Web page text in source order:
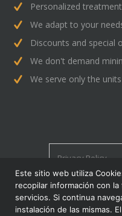
Personalized treatment
We adapt to your
Discounts and special
We don't demand
We serve only the
Privacy Policy
Use Conditions
Policy of Cookies
Este sitio web utiliza
recopilar información con
servicios. Si continua
instalación de las mismas.